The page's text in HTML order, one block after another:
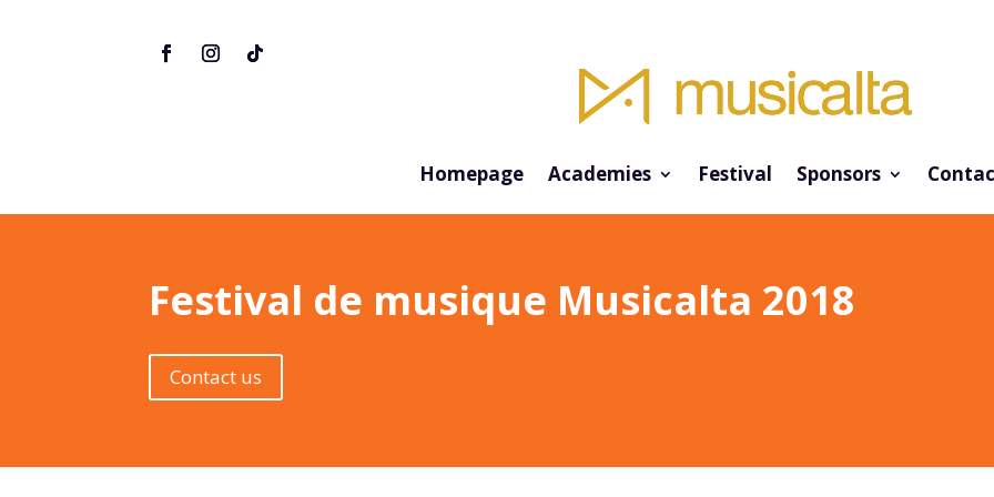
Homepage Academies Festival Sponsors
Festival de musique Musicalta 2018
Contact us